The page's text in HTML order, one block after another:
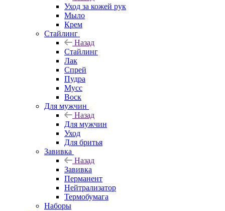
Уход за кожей рук
Мыло
Крем
Стайлинг
Назад
Стайлинг
Лак
Спрей
Пудра
Мусс
Воск
Для мужчин
Назад
Для мужчин
Уход
Для бритья
Завивка
Назад
Завивка
Перманент
Нейтрализатор
Термобумага
Наборы